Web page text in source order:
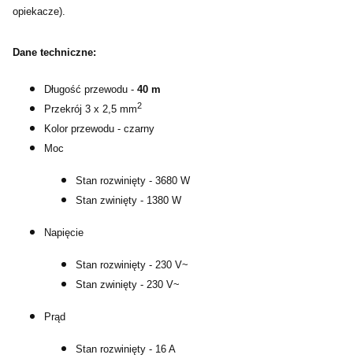
opiekacze).
Dane techniczne:
Długość przewodu - 40 m
Przekrój 3 x 2,5 mm2
Kolor przewodu - czarny
Moc
Stan rozwinięty - 3680 W
Stan zwinięty - 1380 W
Napięcie
Stan rozwinięty - 230 V~
Stan zwinięty - 230 V~
Prąd
Stan rozwinięty - 16 A